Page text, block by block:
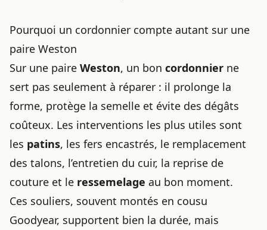
Pourquoi un cordonnier compte autant sur une
paire Weston
Sur une paire Weston, un bon cordonnier ne
sert pas seulement à réparer : il prolonge la
forme, protège la semelle et évite des dégâts
coûteux. Les interventions les plus utiles sont
les patins, les fers encastrés, le remplacement
des talons, l’entretien du cuir, la reprise de
couture et le ressemelage au bon moment.
Ces souliers, souvent montés en cousu
Goodyear, supportent bien la durée, mais